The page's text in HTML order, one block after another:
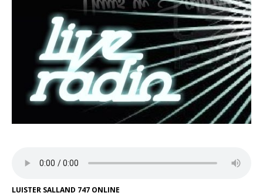
LUISTER SALLAND 747 ONLINE